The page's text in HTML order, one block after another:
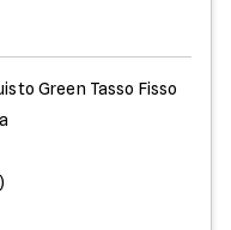
Green Tasso Fisso